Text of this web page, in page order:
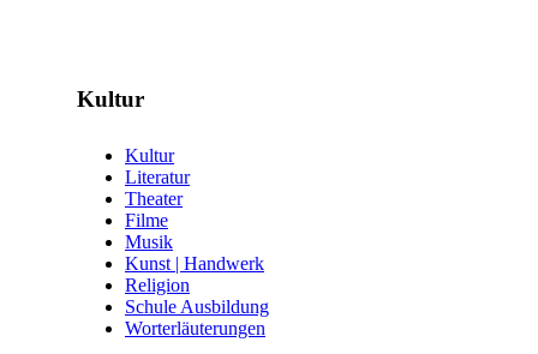
Kultur
Kultur
Literatur
Theater
Filme
Musik
Kunst | Handwerk
Religion
Schule Ausbildung
Worterläuterungen